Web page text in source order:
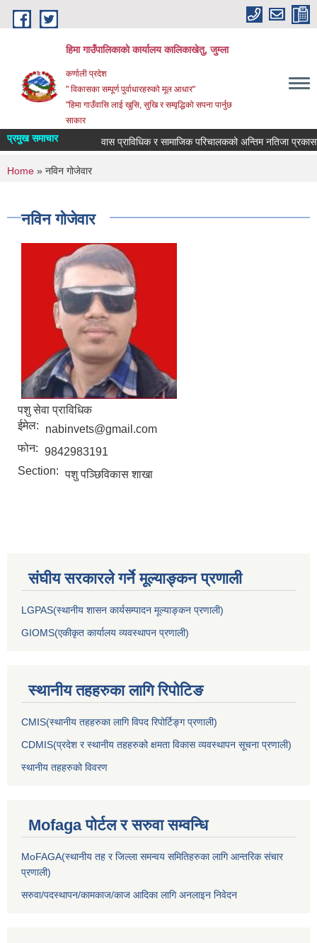
Skip to main content
हिमा गाउँपालिकाकाे कार्यालय कालिकाखेतु, जुम्ला
कर्णाली प्रदेश
" विकासका सम्पूर्ण पुर्वाधारहरुको मूल आधार"
"हिमा गाउँवासि लाई खुसि, सुखि र सम्वृद्धिको सपना पार्नुछ
साकार
प्रमुख समाचार वास प्राविधिक र सामाजिक परिचालकको अन्तिम नतिजा
You are here
Home » नविन गोजेवार
नविन गोजेवार
पशु सेवा प्राविधिक
ईमेल:
nabinvets@gmail.com
फोन: 9842983191
Section: पशु पञ्‍छिविकास शाखा
संघीय सरकारले गर्ने मूल्याङ्कन प्रणाली
LGPAS(स्थानीय शासन कार्यसम्पादन मूल्याङ्कन प्रणाली)
GIOMS(एकीकृत कार्यालय व्यवस्थापन प्रणाली)
स्थानीय तहहरुका लागि रिपोटिङ
CMIS(स्थानीय तहहरुका लागि विपद रिपोर्टिङ्ग प्रणाली)
CDMIS(प्रदेश र स्थानीय तहहरुको क्षमता विकास व्यवस्थापन सूचना प्रणाली)
स्थानीय तहहरुको विवरण
Mofaga पोर्टल र सरुवा सम्वन्धि
MoFAGA(स्थानीय तह र जिल्ला समन्वय समितिहरुका लागि आन्तरिक संचार
प्रणाली)
सरुवा/पदस्थापन/कामकाज/काज आदिका लागि अनलाइन निवेदन